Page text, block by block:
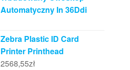
Automatyczny In 36Ddi
Zebra Plastic ID Card
Printer Printhead
2568,55zł